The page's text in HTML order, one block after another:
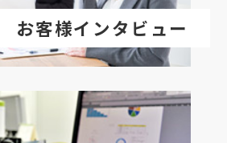
お客様インタビュー